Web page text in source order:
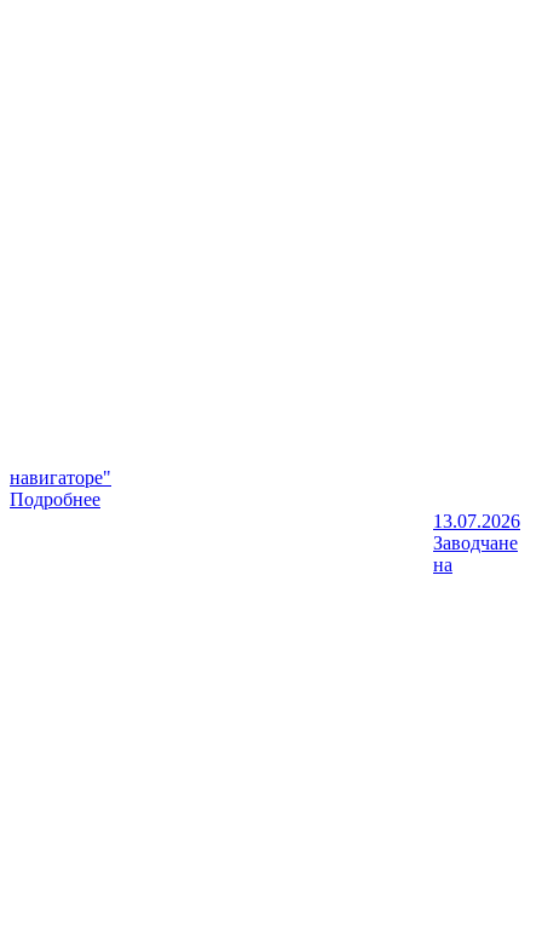
навигаторе"
Подробнее
13.07.2026
Заводчане
на